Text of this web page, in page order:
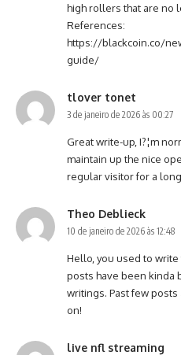
high rollers that are no
References:
https://blackcoin.co/
guide/
tlover tonet
3 de janeiro de 2026 às 00:27
Great write-up, I?¦m
maintain up the nice
regular visitor for a
Theo Deblieck
10 de janeiro de 2026 às 12:48
Hello, you used to
posts have been kinda
writings. Past few
on!
live nfl streaming